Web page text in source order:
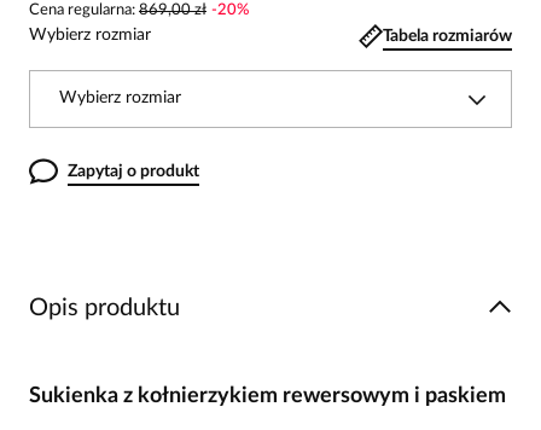
Cena regularna: 869,00 zł -20%
Wybierz rozmiar Tabela rozmiarów
Wybierz rozmiar
Zapytaj o produkt
Opis produktu
Sukienka z kołnierzykiem rewersowym i paskiem